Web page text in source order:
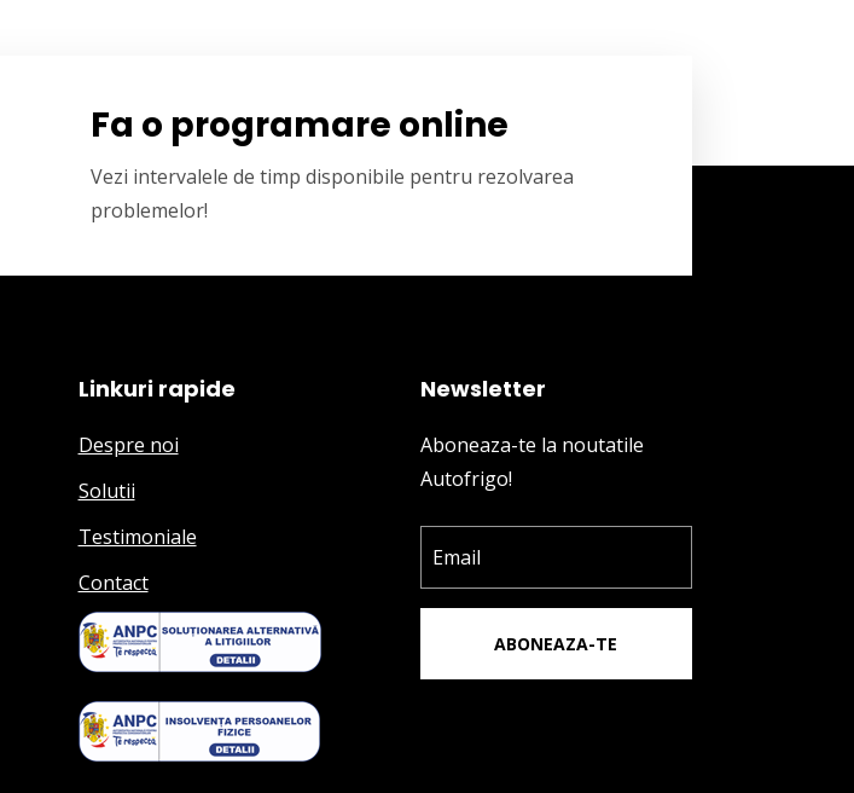
Fa o programare online
Vezi intervalele de timp disponibile pentru rezolvarea
problemelor!
Linkuri rapide
Despre noi
Solutii
Testimoniale
Contact
Newsletter
Aboneaza-te la noutatile
Autofrigo!
ABONEAZA-TE